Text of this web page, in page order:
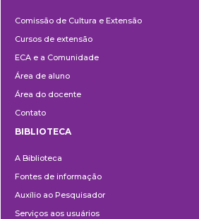
e
Extensão
Comissão de Cultura e Extensão
Cursos de extensão
ECA e a Comunidade
Área de aluno
Área do docente
Contato
BIBLIOTECA
A Biblioteca
Fontes de informação
Auxílio ao Pesquisador
Serviços aos usuários